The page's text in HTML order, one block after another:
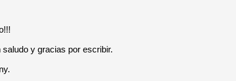
y gracias por escribir.